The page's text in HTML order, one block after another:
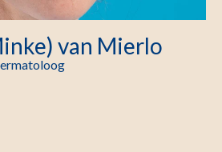
van Mierlo